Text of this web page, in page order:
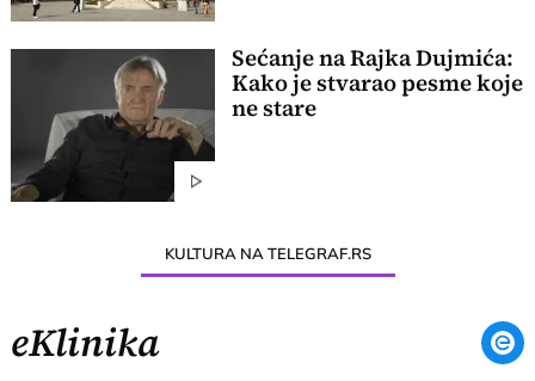
Sećanje na Rajka Dujmića:
Kako je stvarao pesme koje
ne stare
KULTURA NA TELEGRAF.RS
eKlinika